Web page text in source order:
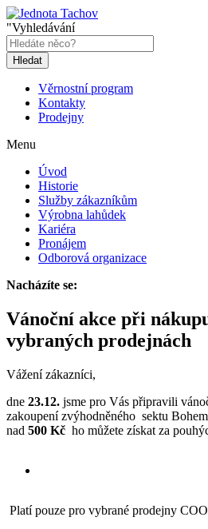
"Vyhledávání
Hledat
Věrnostní program
Kontakty
Prodejny
Menu
Úvod
Historie
Služby zákazníkům
Výrobna lahůdek
Kariéra
Pronájem
Odborová organizace
Nacházíte se:
Vánoční akce při
vybraných prodejnách
Vážení zákazníci,
dne 23.12. jsme pro Vás připravili
zakoupení zvýhodněného sektu
nad 500 Kč ho můžete získat za
Platí pouze pro vybrané prodejny